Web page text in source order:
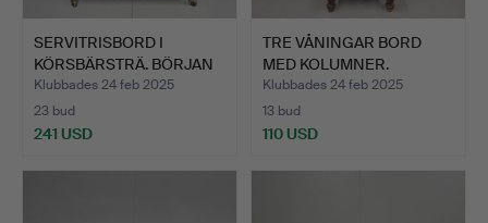
SERVITRISBORD I
KÖRSBÄRSTRÄ. BÖRJAN
AV 190…
Klubbades 24 feb 2025
23 bud
241 USD
TRE VÅNINGAR BORD
MED KOLUMNER.
Klubbades 24 feb 2025
13 bud
110 USD